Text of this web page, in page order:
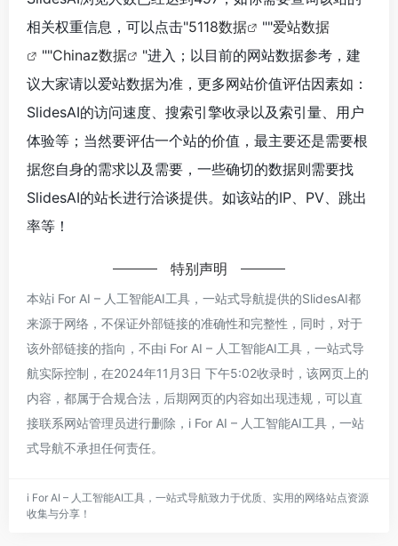
相关权重信息，可以点击"5118数据 ""爱站数据
""Chinaz数据
"进入；以目前的网站数据参考，建
议大家请以爱站数据为准，更多网站价值评估因素如：
SlidesAI的访问速度、搜索引擎收录以及索引量、用户
体验等；当然要评估一个站的价值，最主要还是需要根
据您自身的需求以及需要，一些确切的数据则需要找
SlidesAI的站长进行洽谈提供。如该站的IP、PV、跳出
率等！
特别声明
本站i For AI – 人工智能AI工具，一站式导航提供的SlidesAI都
来源于网络，不保证外部链接的准确性和完整性，同时，对于
该外部链接的指向，不由i For AI – 人工智能AI工具，一站式导
航实际控制，在2024年11月3日 下午5:02收录时，该网页上的
内容，都属于合规合法，后期网页的内容如出现违规，可以直
接联系网站管理员进行删除，i For AI – 人工智能AI工具，一站
式导航不承担任何责任。
i For AI – 人工智能AI工具，一站式导航致力于优质、实用的网络站点资源
收集与分享！